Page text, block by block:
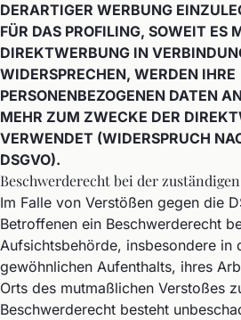
DERARTIGER WERBUNG
FÜR DAS PROFILING, SOWEIT ES
DIREKTWERBUNG IN
WIDERSPRECHEN, WERDEN IHRE
PERSONENBEZOGENEN DATEN
MEHR ZUM ZWECKE DER
VERWENDET (WIDERSPRUCH
DSGVO).
Beschwerde­recht bei der
Im Falle von Verstößen gegen die
Betroffenen ein Beschwerderecht
Aufsichtsbehörde, insbesondere in
gewöhnlichen Aufenthalts, ihres
Orts des mutmaßlichen Verstoßes
Beschwerderecht besteht